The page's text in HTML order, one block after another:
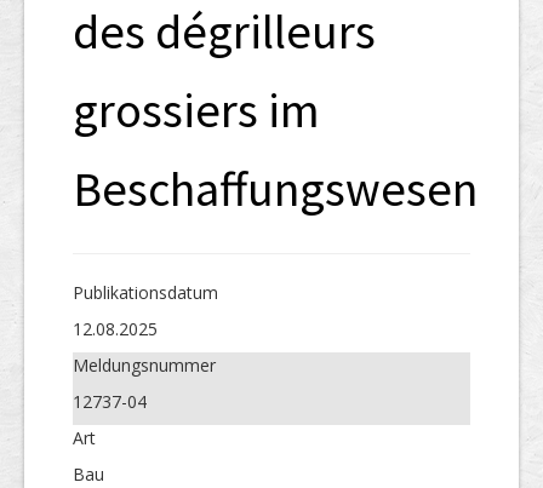
des dégrilleurs
grossiers im
Beschaffungswesen
Publikations­datum
12.08.2025
Meldungs­nummer
12737-04
Art
Bau